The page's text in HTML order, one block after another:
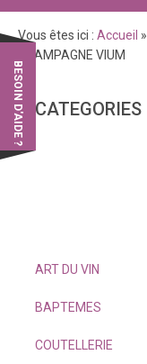
Vous êtes ici : Accueil »
CHAMPAGNE VIUM
CATEGORIES
ART DU VIN
BAPTEMES
COUTELLERIE
BESOIN D'AIDE ?